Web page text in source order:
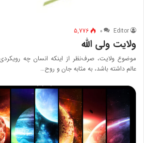
Editor ۰ 5,776
ولایت ولی الله
موضوع ولایت، صرف‌نظر از اینکه انسان چه
عالم داشته باشد، به مثابه جان و روح…